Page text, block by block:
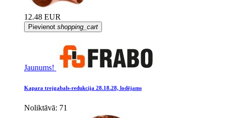
12.48 EUR
Pievienot shopping_cart
Jaunums!
Kapara trejgabals-redukcija 28.18.28, lodējams
Noliktāvā: 71